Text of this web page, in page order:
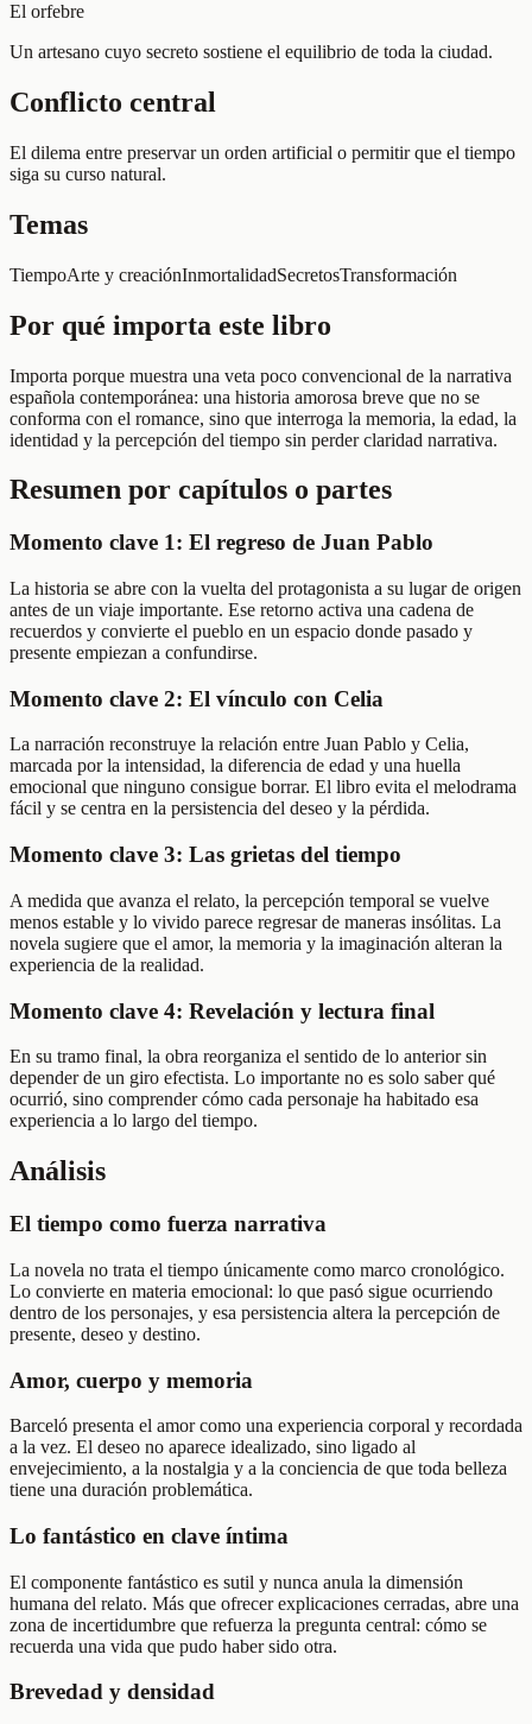
El orfebre
Un artesano cuyo secreto sostiene el equilibrio de toda la ciudad.
Conflicto central
El dilema entre preservar un orden artificial o permitir que el tiempo
siga su curso natural.
Temas
TiempoArte y creaciónInmortalidadSecretosTransformación
Por qué importa este libro
Importa porque muestra una veta poco convencional de la narrativa
española contemporánea: una historia amorosa breve que no se
conforma con el romance, sino que interroga la memoria, la edad, la
identidad y la percepción del tiempo sin perder claridad narrativa.
Resumen por capítulos o partes
Momento clave 1: El regreso de Juan Pablo
La historia se abre con la vuelta del protagonista a su lugar de origen
antes de un viaje importante. Ese retorno activa una cadena de
recuerdos y convierte el pueblo en un espacio donde pasado y
presente empiezan a confundirse.
Momento clave 2: El vínculo con Celia
La narración reconstruye la relación entre Juan Pablo y Celia,
marcada por la intensidad, la diferencia de edad y una huella
emocional que ninguno consigue borrar. El libro evita el melodrama
fácil y se centra en la persistencia del deseo y la pérdida.
Momento clave 3: Las grietas del tiempo
A medida que avanza el relato, la percepción temporal se vuelve
menos estable y lo vivido parece regresar de maneras insólitas. La
novela sugiere que el amor, la memoria y la imaginación alteran la
experiencia de la realidad.
Momento clave 4: Revelación y lectura final
En su tramo final, la obra reorganiza el sentido de lo anterior sin
depender de un giro efectista. Lo importante no es solo saber qué
ocurrió, sino comprender cómo cada personaje ha habitado esa
experiencia a lo largo del tiempo.
Análisis
El tiempo como fuerza narrativa
La novela no trata el tiempo únicamente como marco cronológico.
Lo convierte en materia emocional: lo que pasó sigue ocurriendo
dentro de los personajes, y esa persistencia altera la percepción de
presente, deseo y destino.
Amor, cuerpo y memoria
Barceló presenta el amor como una experiencia corporal y recordada
a la vez. El deseo no aparece idealizado, sino ligado al
envejecimiento, a la nostalgia y a la conciencia de que toda belleza
tiene una duración problemática.
Lo fantástico en clave íntima
El componente fantástico es sutil y nunca anula la dimensión
humana del relato. Más que ofrecer explicaciones cerradas, abre una
zona de incertidumbre que refuerza la pregunta central: cómo se
recuerda una vida que pudo haber sido otra.
Brevedad y densidad